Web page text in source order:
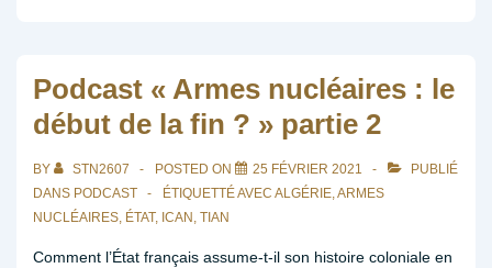
contre-
vérités
de
Jancovici
sur
le
nucléaire
Podcast « Armes nucléaires : le
début de la fin ? » partie 2
BY STN2607 POSTED ON 25 FÉVRIER 2021
PUBLIÉ
DANS PODCAST ÉTIQUETTÉ AVEC ALGÉRIE ARMES
NUCLÉAIRES ÉTAT, ICAN TIAN
Comment l’État français assume-t-il son histoire coloniale en